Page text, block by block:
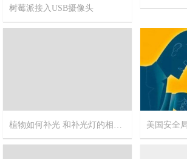
树莓派接入USB摄像头